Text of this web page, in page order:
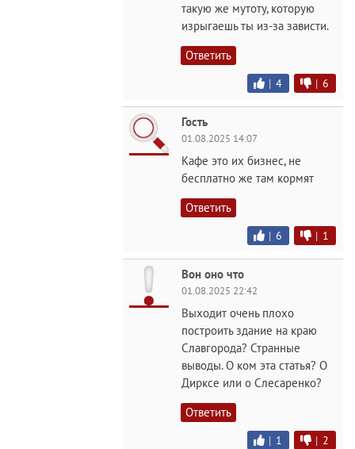
такую же мутоту, которую
изрыгаешь ты из-за зависти.
Ответить
| 4 | 6
Гость
01.08.2025 14:07
Кафе это их бизнес, не
бесплатно же там кормят
Ответить
| 6 | 1
Вон оно что
01.08.2025 22:42
Выходит очень плохо
построить здание на краю
Славгорода? Странные
выводы. О ком эта статья? О
Дирксе или о Слесаренко?
Ответить
| 1 | 2